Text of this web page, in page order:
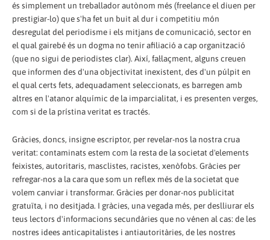
és simplement un treballador autònom més (freelance el diuen per
prestigiar-lo) que s'ha fet un buit al dur i competitiu món
desregulat del periodisme i els mitjans de comunicació, sector en
el qual gairebé és un dogma no tenir afiliació a cap organització
(que no sigui de periodistes clar). Així, fal·laçment, alguns creuen
que informen des d'una objectivitat inexistent, des d'un púlpit en
el qual certs fets, adequadament seleccionats, es barregen amb
altres en l'atanor alquímic de la imparcialitat, i es presenten verges,
com si de la prístina veritat es tractés.
Gràcies, doncs, insigne escriptor, per revelar-nos la nostra crua
veritat: contaminats estem com la resta de la societat d'elements
feixistes, autoritaris, masclistes, racistes, xenòfobs. Gràcies per
refregar-nos a la cara que som un reflex més de la societat que
volem canviar i transformar. Gràcies per donar-nos publicitat
gratuïta, i no desitjada. I gràcies, una vegada més, per deslliurar els
teus lectors d'informacions secundàries que no vénen al cas: de les
nostres idees anticapitalistes i antiautoritàries, de les nostres